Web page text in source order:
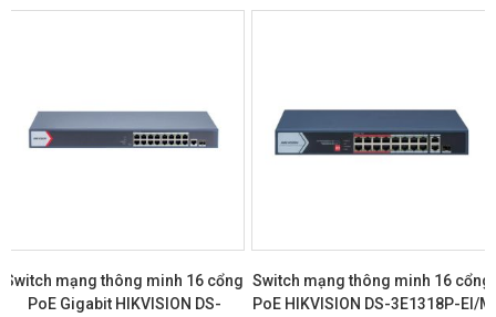
Switch mạng thông minh 16 cổng
PoE Gigabit HIKVISION DS-
Switch mạng thông minh 16 cổng
PoE HIKVISION DS-3E1318P-EI/M